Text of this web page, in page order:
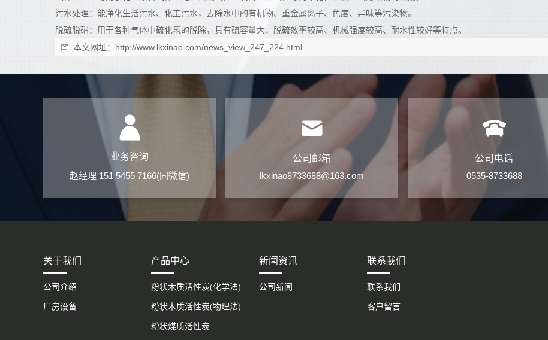
污水处理：能净化生活污水、化工污水，去除水中的有机物、重金属离子、色度、异味等污染物。
脱硫脱硝：用于各种气体中硫化氢的脱除，具有硫容量大、脱硫效率较高、机械强度较高、耐水性较好等特点。
本文网址： http://www.lkxinao.com/news_view_247_224.html
业务咨询
赵经理 151 5455 7166(同微信)
公司邮箱
lkxinao8733688@163.com
公司电话
0535-8733688
关于我们
公司介绍
厂房设备
产品中心
粉状木质活性炭(化学法)
粉状木质活性炭(物理法)
粉状煤质活性炭
新闻资讯
公司新闻
联系我们
联系我们
客户留言